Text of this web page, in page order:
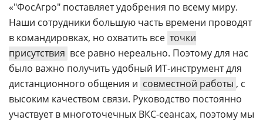
«"ФосАгро" поставляет удобрения по всему миру.
Наши сотрудники большую часть времени проводят
в командировках, но охватить все точки
присутствия все равно нереально. Поэтому для нас
было важно получить удобный ИТ-инструмент для
дистанционного общения и совместной работы , с
высоким качеством связи. Руководство постоянно
участвует в многоточечных ВКС-сеансах, поэтому мы